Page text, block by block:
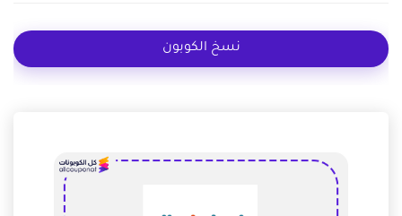
نسخ الكوبون